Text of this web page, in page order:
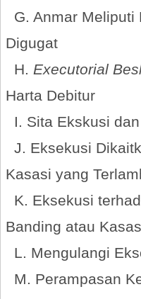
G. Anmar Meliputi
Digugat
H. Executorial
Harta Debitur
I. Sita Ekskusi
J. Eksekusi
Kasasi yang
K. Eksekusi
Banding atau
L. Mengulangi
M. Perampasan